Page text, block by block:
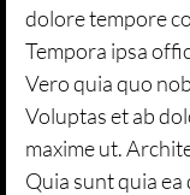
dolore tempore
Tempora ipsa
Vero quia quo
Voluptas et ab
maxime ut.
Quia sunt quia